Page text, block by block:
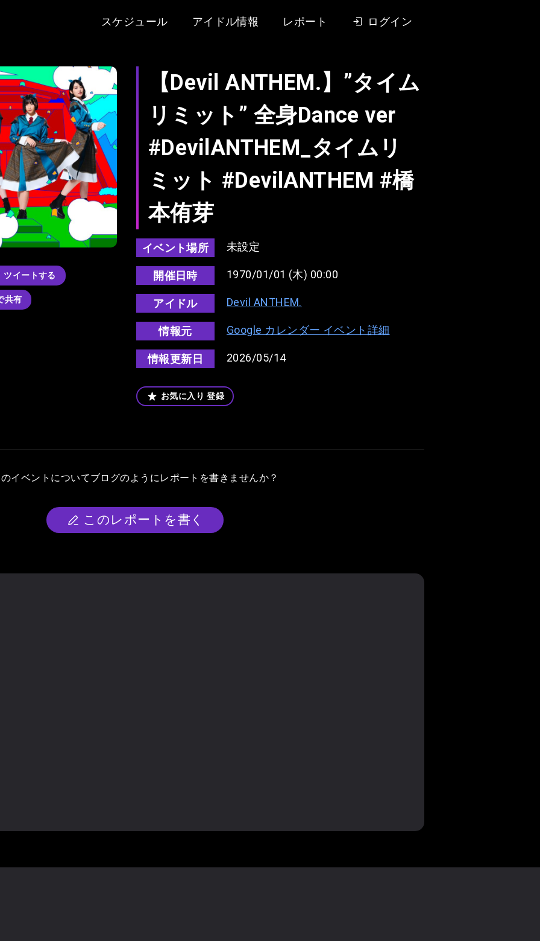
スケジュール アイドル情報 レポート ログイン
ツイートする
共有
【Devil ANTHEM.】”タイム
リミット” 全身Dance ver
#DevilANTHEM_タイムリ
ミット #DevilANTHEM #橋
本侑芽
イベント場所 未設定
開催日時 1970/01/01 (木) 00:00
アイドル Devil ANTHEM.
情報元 Google カレンダー イベント詳細
情報更新日 2026/05/14
お気に入り 登録
イベントについてブログのようにレポートを書きませんか？
このレポートを書く